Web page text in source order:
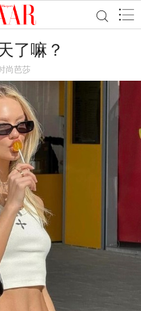
了嘛？
尚芭莎